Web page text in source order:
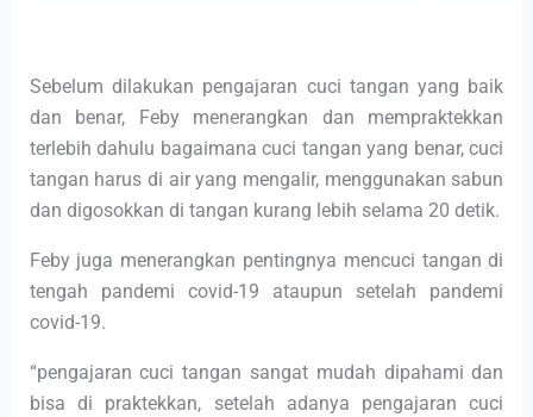
Sebelum dilakukan pengajaran cuci tangan yang baik
dan benar, Feby menerangkan dan mempraktekkan
terlebih dahulu bagaimana cuci tangan yang benar, cuci
tangan harus di air yang mengalir, menggunakan sabun
dan digosokkan di tangan kurang lebih selama 20 detik.
Feby juga menerangkan pentingnya mencuci tangan di
tengah pandemi covid-19 ataupun setelah pandemi
covid-19.
“pengajaran cuci tangan sangat mudah dipahami dan
bisa di praktekkan, setelah adanya pengajaran cuci